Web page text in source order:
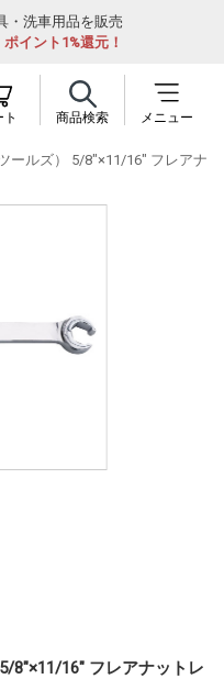
・洗車用品を販売
イント1%還元！
ト 商品検索 メニュー
ールズ） 5/8"×11/16" フレアナ
8"×11/16" フレアナットレ